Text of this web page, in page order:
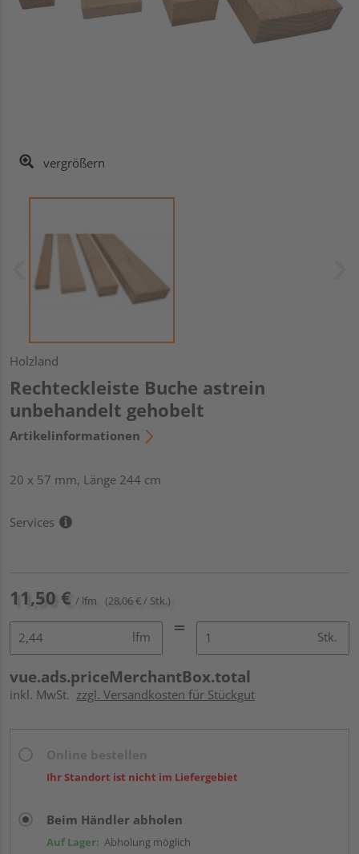
vergrößern
Holzland
Rechteckleiste Buche astrein
unbehandelt gehobelt
Artikelinformationen
20 x 57 mm, Länge 244 cm
Services
11,50 € / lfm (28,06 € / Stk.)
lfm Stk.
vue.ads.priceMerchantBox.total
inkl. MwSt. zzgl. Versandkosten für Stückgut
Ihr Standort ist nicht im Liefergebiet
Beim Händler abholen
Auf Lager: Abholung möglich